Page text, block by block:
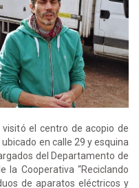
el centro de acopio de
en calle 29 y esquina
del Departamento de
la Cooperativa “Reciclando
de aparatos eléctricos y